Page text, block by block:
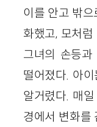
이를 안고 밖
화했고, 모처
그녀의 손등
떨어졌다. 아
알거렸다. 매
경에서 변화를